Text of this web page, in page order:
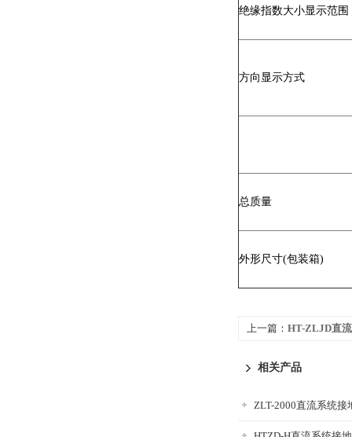
绝缘指数大小显示范围
方向显示方式
总质量
外形尺寸(包装箱)
上一篇： HT-ZLJD直
相关产品
ZLT-2000直流系统接